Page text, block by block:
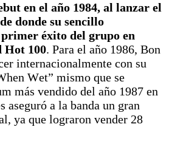
en el año 1984, al lanzar el
donde su sencillo
éxito del grupo en
100.​ Para el año 1986, Bon
internacionalmente con su
Wet” mismo que se
más vendido del año 1987 en
aseguró a la banda un gran
ya que lograron vender 28